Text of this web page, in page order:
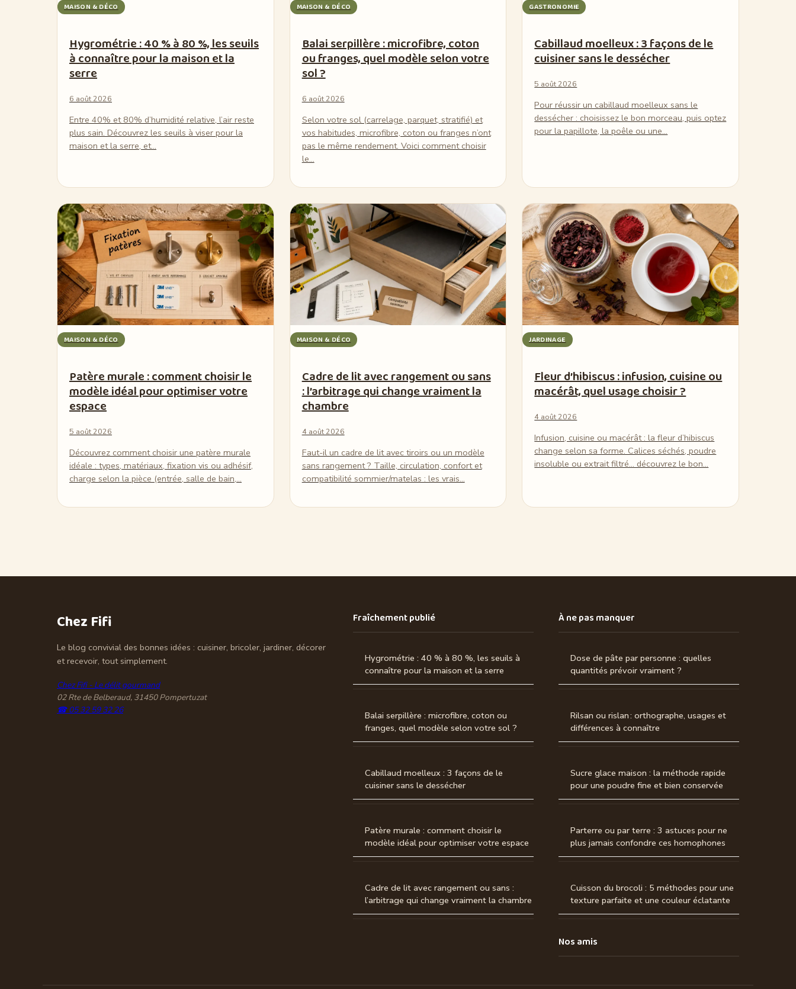
MAISON & DÉCO
Hygrométrie : 40 % à 80 %, les seuils
à connaître pour la maison et la
serre
6 août 2026
Entre 40% et 80% d’humidité relative, l’air reste
plus sain. Découvrez les seuils à viser pour la
maison et la serre, et…
MAISON & DÉCO
Balai serpillère : microfibre, coton
ou franges, quel modèle selon votre
sol ?
6 août 2026
Selon votre sol (carrelage, parquet, stratifié) et
vos habitudes, microfibre, coton ou franges n’ont
pas le même rendement. Voici comment choisir
le…
GASTRONOMIE
Cabillaud moelleux : 3 façons de le
cuisiner sans le dessécher
5 août 2026
Pour réussir un cabillaud moelleux sans le
dessécher : choisissez le bon morceau, puis optez
pour la papillote, la poêle ou une…
MAISON & DÉCO
Patère murale : comment choisir le
modèle idéal pour optimiser votre
espace
5 août 2026
Découvrez comment choisir une patère murale
idéale : types, matériaux, fixation vis ou adhésif,
charge selon la pièce (entrée, salle de bain,…
MAISON & DÉCO
Cadre de lit avec rangement ou sans
: l’arbitrage qui change vraiment la
chambre
4 août 2026
Faut-il un cadre de lit avec tiroirs ou un modèle
sans rangement ? Taille, circulation, confort et
compatibilité sommier/matelas : les vrais…
JARDINAGE
Fleur d’hibiscus : infusion, cuisine ou
macérât, quel usage choisir ?
4 août 2026
Infusion, cuisine ou macérât : la fleur d’hibiscus
change selon sa forme. Calices séchés, poudre
insoluble ou extrait filtré… découvrez le bon…
Chez Fifi
Le blog convivial des bonnes idées : cuisiner, bricoler, jardiner, décorer
et recevoir, tout simplement.
Chez Fifi - Le délit gourmand
02 Rte de Belberaud, 31450 Pompertuzat
☎ 05 32 59 32 26
Fraîchement publié
Hygrométrie : 40 % à 80 %, les seuils à
connaître pour la maison et la serre
Balai serpillère : microfibre, coton ou
franges, quel modèle selon votre sol ?
Cabillaud moelleux : 3 façons de le
cuisiner sans le dessécher
Patère murale : comment choisir le
modèle idéal pour optimiser votre espace
Cadre de lit avec rangement ou sans :
l’arbitrage qui change vraiment la chambre
À ne pas manquer
Dose de pâte par personne : quelles
quantités prévoir vraiment ?
Rilsan ou rislan : orthographe, usages et
différences à connaître
Sucre glace maison : la méthode rapide
pour une poudre fine et bien conservée
Parterre ou par terre : 3 astuces pour ne
plus jamais confondre ces homophones
Cuisson du brocoli : 5 méthodes pour une
texture parfaite et une couleur éclatante
Nos amis